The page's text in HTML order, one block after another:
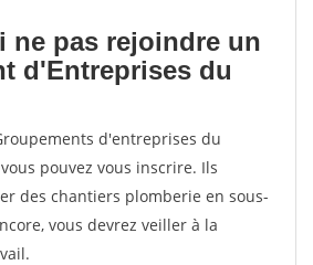
ne pas rejoindre un
d'Entreprises du
d'entreprises du
pouvez vous inscrire. Ils
des chantiers plomberie en sous-
vous devrez veiller à la